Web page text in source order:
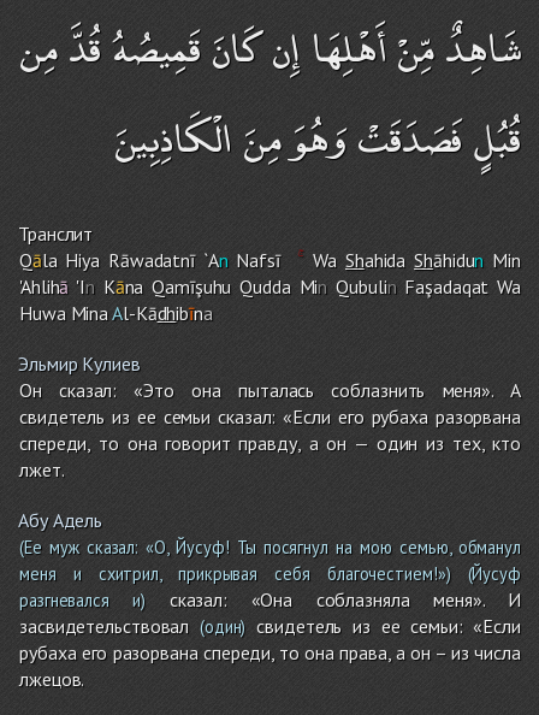
شَاهِدٌ مِّنْ أَهْلِهَا إِن كَانَ قَمِيصُهُ قُدَّ مِن
قُبُلٍ فَصَدَقَتْ وَهُوَ مِنَ الْكَاذِبِينَ
Транслит
Qāla Hiya Rāwadatnī `AnNafsī Wa ShahidaShāhidun Min
'Ahlihā 'InKāna Qamīşuhu Qudda Min QubulinFaşadaqat Wa
Huwa MinaAl-Kādhibīna
Эльмир Кулиев
Он сказал: «Это она пыталась соблазнить меня». А
свидетель из ее семьи сказал: «Если его рубаха разорвана
спереди, то она говорит правду, а он — один из тех, кто
лжет.
Абу Адель
(Ее муж сказал: «О, Йусуф! Ты посягнул на мою семью, обманул
меня и схитрил, прикрывая себя благочестием!»)(Йусуф
разгневался и) сказал: «Она соблазняла меня». И
засвидетельствовал (один) свидетель из ее семьи: «Если
рубаха его разорвана спереди, то она права, а он – из числа
лжецов.